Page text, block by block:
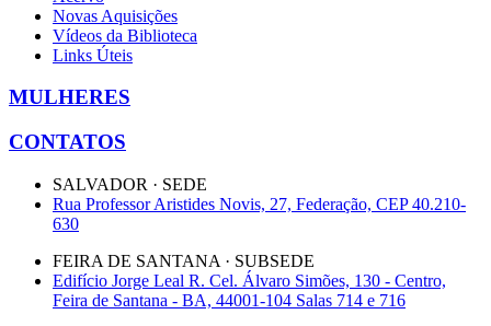
Novas Aquisições
Vídeos da Biblioteca
Links Úteis
MULHERES
CONTATOS
SALVADOR · SEDE
Rua Professor Aristides Novis, 27, Federação, CEP 40.210-
630
FEIRA DE SANTANA · SUBSEDE
Edifício Jorge Leal R. Cel. Álvaro Simões, 130 - Centro,
Feira de Santana - BA, 44001-104 Salas 714 e 716